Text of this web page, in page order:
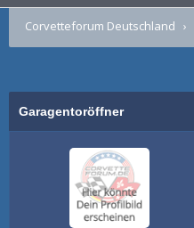
Corvetteforum Deutschland ›
Garagentoröffner